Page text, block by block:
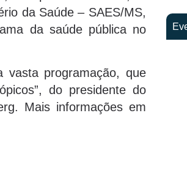
da Saúde – SAES/MS,
da saúde pública no
vasta programação, que
do presidente do
Mais informações em